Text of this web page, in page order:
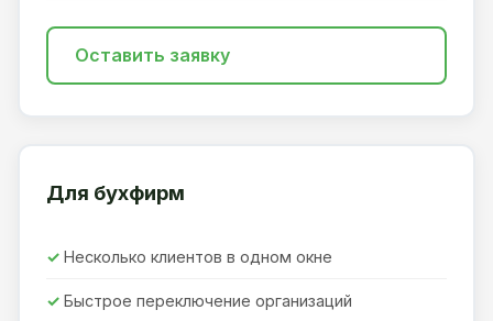
Оставить заявку
Для бухфирм
Несколько клиентов в одном окне
Быстрое переключение организаций